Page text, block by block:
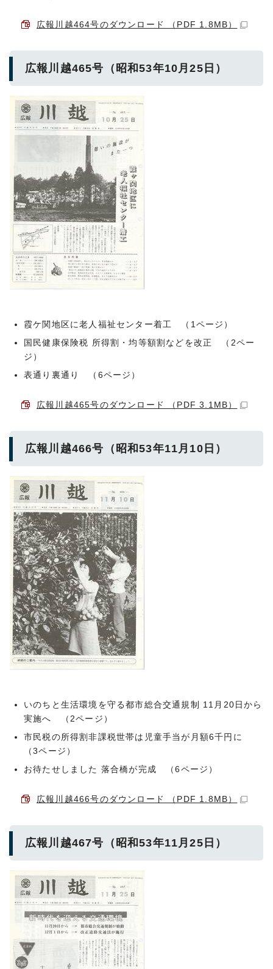
広報川越464号のダウンロード （PDF 1.8MB）
広報川越465号（昭和53年10月25日）
霞ケ関地区に老人福祉センター着工 （1ページ）
国民健康保険税 所得割・均等額割などを改正 （2ペー
ジ）
表通り裏通り （6ページ）
広報川越465号のダウンロード （PDF 3.1MB）
広報川越466号（昭和53年11月10日）
いのちと生活環境を守る都市総合交通規制 11月20日から
実施へ （2ページ）
市民税の所得割非課税世帯は児童手当が月額6千円に
（3ページ）
お待たせしました 落合橋が完成 （6ページ）
広報川越466号のダウンロード （PDF 1.8MB）
広報川越467号（昭和53年11月25日）